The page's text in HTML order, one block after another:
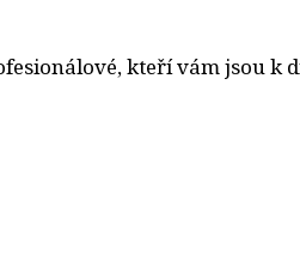
kteří vám jsou k